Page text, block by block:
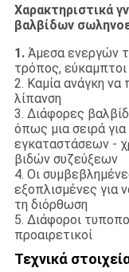
Χαρακτηριστικά
βαλβίδων
1. Άμεσα ενεργών
τρόπος,
2. Καμία ανάγκη να
λίπανση
3. Διάφορες
όπως μια σειρά
εγκαταστάσεων -
βιδών συζεύξεων
4. Οι
εξοπλισμένες για
τη διόρθωση
5. Διάφοροι
προαιρετικοί
Τεχνικά